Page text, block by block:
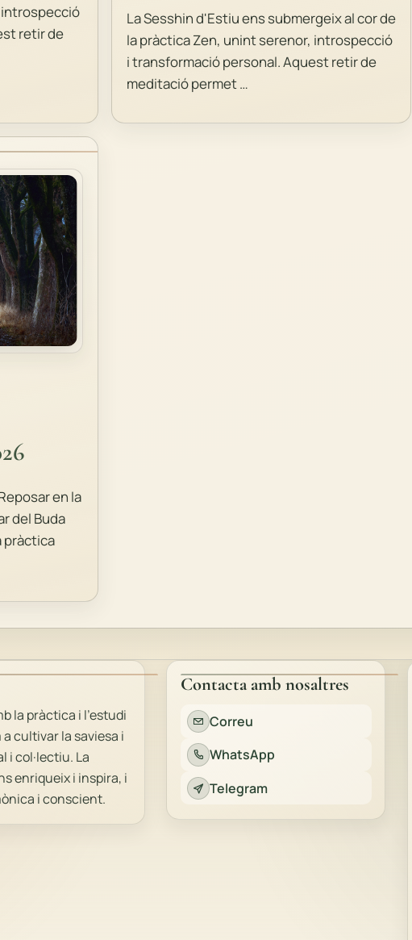
retir de
La Sesshin d'Estiu ens submergeix al cor de
la pràctica Zen, unint serenor, introspecció
i transformació personal. Aquest retir de
meditació permet …
en la
del Buda
pràctica
la pràctica i l'estudi
cultivar la saviesa i
i col·lectiu. La
enriqueix i inspira, i
i conscient.
Contacta amb nosaltres
Correu
WhatsApp
Telegram